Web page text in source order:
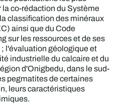
co-rédaction du Système
classification des minéraux
ainsi que du Code
sur les ressources et de ses
l'évaluation géologique et
industrielle du calcaire et du
d'Onigbedu, dans le sud-
pegmatites de certaines
leurs caractéristiques